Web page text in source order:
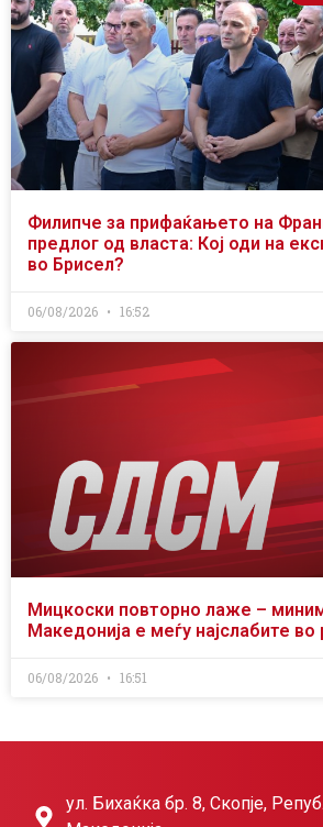
Филипче за прифаќањето на
предлог од власта: Кој оди на
во Брисел?
06/08/2026 16:52
Мицкоски повторно лаже –
Македонија е меѓу најслабите во
06/08/2026 16:51
ул. Бихаќка бр. 8, Скопје,